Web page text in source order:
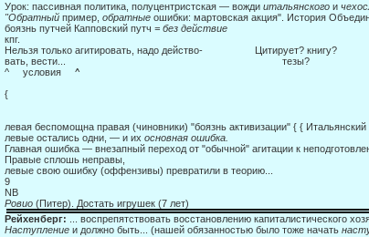
Урок: пассивная политика, полуцентристская — вожди итальянского и чехо­
"Обратный пример, обратные ошибки: мартовская акция". История
боязнь путчей Капповский путч = без действие
кпг.
Нельзя только агитировать, надо действо- Цитирует? книгу?
вать, вести... тезы?
^ условия ^
{
левая беспомощна правая (чиновники) "боязнь активизации" { { Итальянский
левые остались одни, — и их основная ошибка.
Главная ошибка — внезапный переход от "обычной" агитации к
Правые сплошь неправы,
левые свою ошибку (оффензивы) превратили в теорию...
9
NB
Ровио (Питер). Достать игрушек (7 лет)
Рейхенберг:
... воспрепятствовать восстановлению капиталистического
Наступление и должно быть... (нашей обязанностью было тоже начать